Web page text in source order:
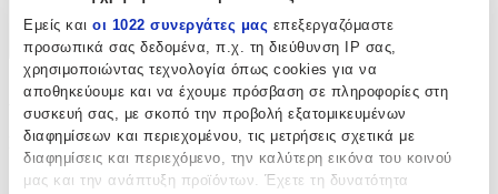
Εμείς και οι 1022 συνεργάτες μας επεξεργαζόμαστε
προσωπικά σας δεδομένα, π.χ. τη διεύθυνση IP σας,
χρησιμοποιώντας τεχνολογία όπως cookies για να
αποθηκεύουμε και να έχουμε πρόσβαση σε πληροφορίες στη
συσκευή σας, με σκοπό την προβολή εξατομικευμένων
διαφημίσεων και περιεχομένου, τις μετρήσεις σχετικά με
διαφημίσεις και περιεχόμενο, την καλύτερη εικόνα του κοινού
μας και την ανάπτυξη προϊόντων. Έχετε τη δυνατότητα
+
Χαρακτηριστικά
Κατασκευαστής:
FantazyStores